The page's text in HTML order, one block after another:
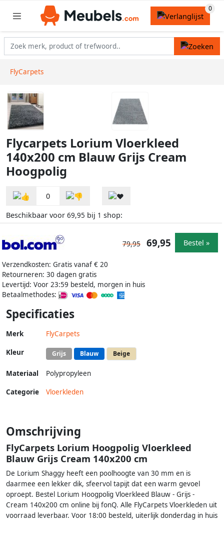
FlyCarpets
Flycarpets Lorium Vloerkleed
140x200 cm Blauw Grijs Cream
Hoogpolig
0
Beschikbaar voor 69,95 bij 1 shop:
Verzendkosten: Gratis vanaf € 20
Retourneren: 30 dagen gratis
Levertijd: Voor 23:59 besteld, morgen in huis
Betaalmethodes:
79,95 69,95 Bestel »
Specificaties
Merk FlyCarpets
Kleur Grijs Blauw Beige
Materiaal Polypropyleen
Categorie Vloerkleden
Omschrijving
FlyCarpets Lorium Hoogpolig Vloerkleed
Blauw Grijs Cream 140x200 cm
De Lorium Shaggy heeft een poolhoogte van 30 mm en is
daarmee een lekker dik, sfeervol tapijt dat een warm gevoel
oproept. Bestel Lorium Hoogpolig Vloerkleed Blauw - Grijs -
Cream 140x200 cm online bij fonQ. Alle FlyCarpets Vloerkleden uit
voorraad leverbaar. Voor 18:00 besteld, uiterlijk donderdag in huis